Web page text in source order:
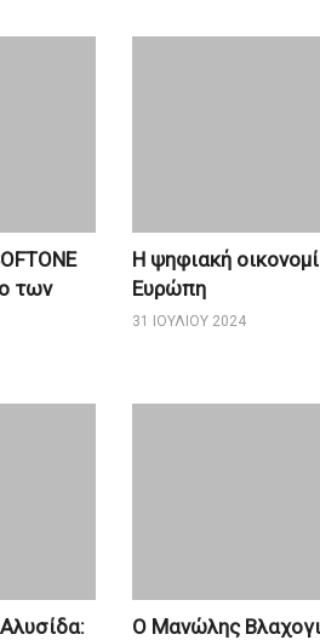
των
Η ψηφιακή
Ευρώπη
31 ΙΟΥΛΊΟΥ 2024
Ο Μανώλης